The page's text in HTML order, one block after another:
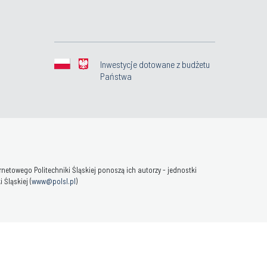
Inwestycje dotowane z budżetu
Państwa
Politechniki Śląskiej ponoszą ich autorzy - jednostki
Śląskiej (www@polsl.pl)